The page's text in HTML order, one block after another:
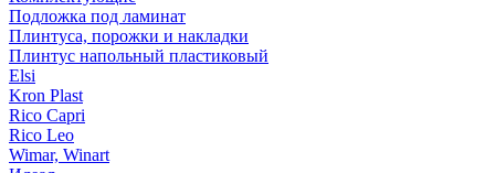
Подложка под ламинат
Плинтуса, порожки и накладки
Плинтус напольный пластиковый
Elsi
Kron Plast
Rico Capri
Rico Leo
Wimar, Winart